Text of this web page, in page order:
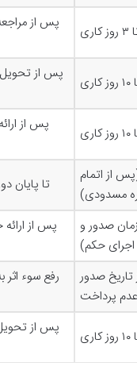
پس از
پس از
پس از
ماه (پس از اتمام
مسدودی)
تا پایان دوره
صدور و
اجرای حکم)
پس از ارائه
تاریخ صدور
عدم پرداخت
رفع سوء
پس از